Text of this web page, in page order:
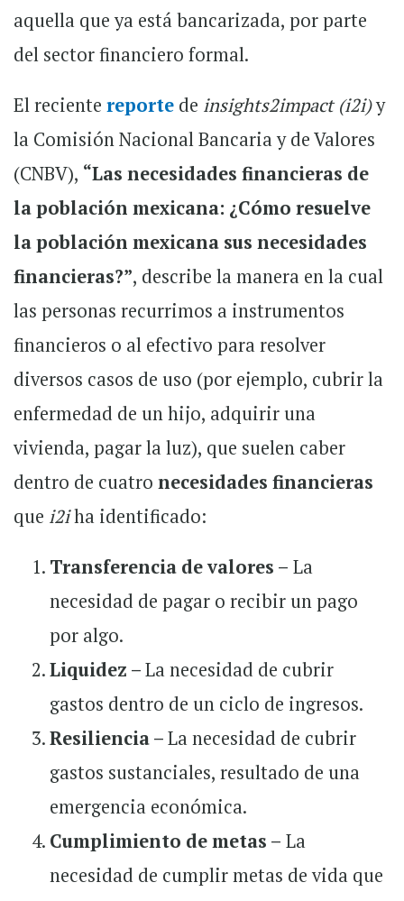
aquella que ya está bancarizada, por parte
del sector financiero formal.
El reciente reporte de insights2impact (i2i)y
la Comisión Nacional Bancaria y de Valores
(CNBV), “Las necesidades financieras de
la población mexicana: ¿Cómo resuelve
la población mexicana sus necesidades
financieras?”, describe la manera en la cual
las personas recurrimos a instrumentos
financieros o al efectivo para resolver
diversos casos de uso (por ejemplo, cubrir la
enfermedad de un hijo, adquirir una
vivienda, pagar la luz), que suelen caber
dentro de cuatro necesidades financieras
que i2iha identificado:
Transferencia de valores – La
necesidad de pagar o recibir un pago
por algo.
Liquidez –La necesidad de cubrir
gastos dentro de un ciclo de ingresos.
Resiliencia –La necesidad de cubrir
gastos sustanciales, resultado de una
emergencia económica.
Cumplimiento de metas – La
necesidad de cumplir metas de vida que